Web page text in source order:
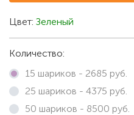
Цвет: Зеленый
Количество:
15 шариков - 2685 руб.
25 шариков - 4375 руб.
50 шариков - 8500 руб.